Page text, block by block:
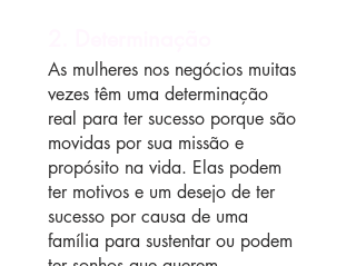
As mulheres nos negócios muitas
vezes têm uma determinação
real para ter sucesso porque são
movidas por sua missão e
propósito na vida. Elas podem
ter motivos e um desejo de ter
sucesso por causa de uma
família para sustentar ou podem